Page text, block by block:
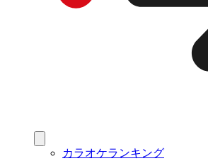
カラオケランキング